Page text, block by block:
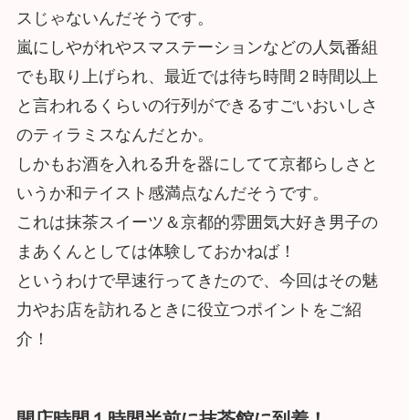
スじゃないんだそうです。
嵐にしやがれやスマステーションなどの人気番組
でも取り上げられ、最近では待ち時間２時間以上
と言われるくらいの行列ができるすごいおいしさ
のティラミスなんだとか。
しかもお酒を入れる升を器にしてて京都らしさと
いうか和テイスト感満点なんだそうです。
これは抹茶スイーツ＆京都的雰囲気大好き男子の
まあくんとしては体験しておかねば！
というわけで早速行ってきたので、今回はその魅
力やお店を訪れるときに役立つポイントをご紹
介！